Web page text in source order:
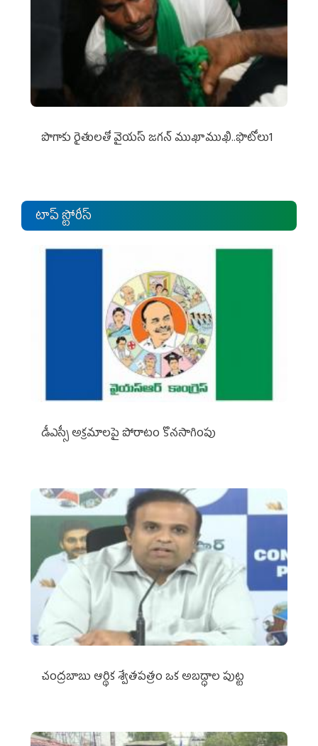
పొగాకు రైతుల‌తో వైయ‌స్ జ‌గ‌న్ ముఖాముఖి..ఫొటోలు1
టాప్ స్టోరీస్
డీఎస్సీ అక్రమాలపై పోరాటం కొనసాగింపు
చంద్రబాబు ఆర్థిక శ్వేతపత్రం ఒక అబద్ధాల పుట్ట